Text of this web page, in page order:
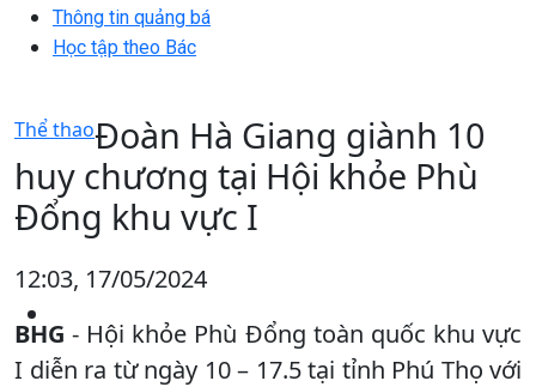
Thông tin quảng bá
Học tập theo Bác
Thể thaoĐoàn Hà Giang giành 10
huy chương tại Hội khỏe Phù
Đổng khu vực I
12:03, 17/05/2024
BHG - Hội khỏe Phù Đổng toàn quốc khu vực
I diễn ra từ ngày 10 – 17.5 tại tỉnh Phú Thọ với